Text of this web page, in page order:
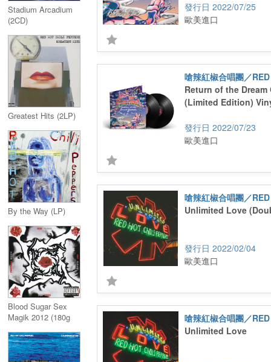
Stadium Arcadium
(2CD)
Greatest Hits (2LP)
By the Way (LP)
Blood Sugar Sex
Magik 2012 (180g
2022/07/25
歐美進口
Return of the Dream
(Limited Edition)
2022/07/23
歐美進口
Unlimited Love
2022/02/04
歐美進口
Unlimited Love